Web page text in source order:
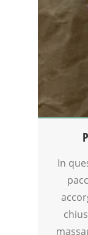
FAMIGLIA
GENITORE
GENITORI
TEENAGER
VIA FARUFFINI
In